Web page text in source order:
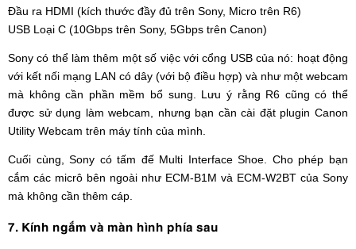
Đầu ra HDMI (kích thước đầy đủ trên Sony, Micro trên R6)
USB Loại C (10Gbps trên Sony, 5Gbps trên Canon)
Sony có thể làm thêm một số việc với cổng USB của nó: hoạt động
với kết nối mạng LAN có dây (với bộ điều hợp) và như một webcam
mà không cần phần mềm bổ sung. Lưu ý rằng R6 cũng có thể
được sử dụng làm webcam, nhưng bạn cần cài đặt plugin Canon
Utility Webcam trên máy tính của mình.
Cuối cùng, Sony có tấm đế Multi Interface Shoe. Cho phép bạn
cắm các micrô bên ngoài như ECM-B1M và ECM-W2BT của Sony
mà không cần thêm cáp.
7. Kính ngắm và màn hình phía sau